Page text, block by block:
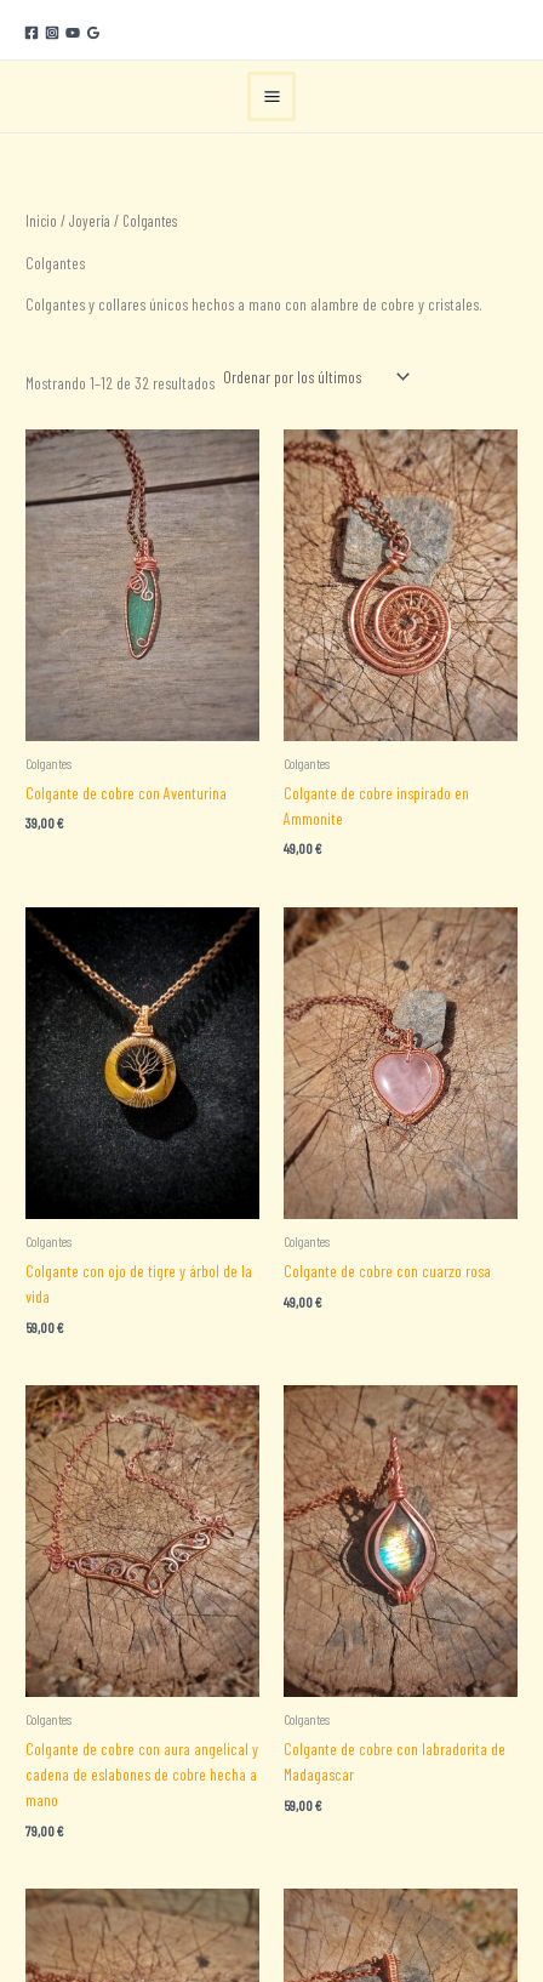
contenido
Inicio /Joyería / Colgantes
Colgantes
Colgantes y collares únicos hechos a mano con alambre de cobre y cristales.
Mostrando 1–12 de 32 resultadosOrdenado
últimos
Colgantes
Colgante de cobre con Aventurina
39,00€
Colgantes
Colgante de cobre inspirado en
Ammonite
49,00€
Colgantes
Colgante con ojo de tigre y árbol de la
vida
59,00€
Colgantes
Colgante de cobre con cuarzo rosa
49,00€
Colgantes
Colgante de cobre con aura angelical y
cadena de eslabones de cobre hecha a
mano
79,00€
Colgantes
Colgante de cobre con labradorita de
Madagascar
59,00€